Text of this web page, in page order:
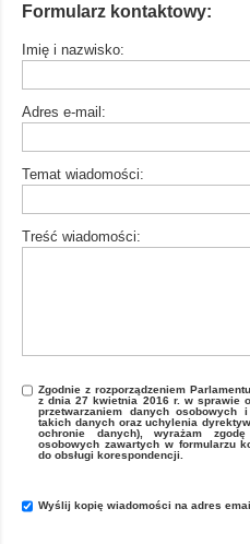
Formularz kontaktowy:
Imię i nazwisko:
Adres e-mail:
Temat wiadomości:
Treść wiadomości:
Zgodnie z rozporządzeniem
z dnia 27 kwietnia 2016 r. w sprawie
przetwarzaniem danych osobowych
takich danych oraz uchylenia
ochronie danych), wyrażam
osobowych zawartych w formularzu
do obsługi korespondencji.
Wyślij kopię wiadomości na adres